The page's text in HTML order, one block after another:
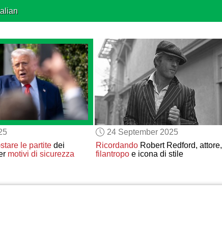
le partitedei
motivi di sicurezza
24 September 2025
RicordandoRobert Redford, attore,
filantropoe icona di stile